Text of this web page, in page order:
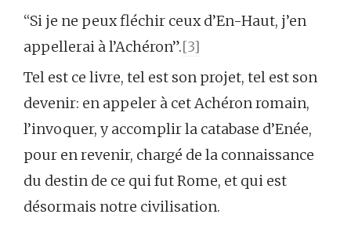
“Si je ne peux fléchir ceux d’En-Haut, j’en
appellerai à l’Achéron”.[3]
Tel est ce livre, tel est son projet, tel est son
devenir: en appeler à cet Achéron romain,
l’invoquer, y accomplir la catabase d’Enée,
pour en revenir, chargé de la connaissance
du destin de ce qui fut Rome, et qui est
désormais notre civilisation.